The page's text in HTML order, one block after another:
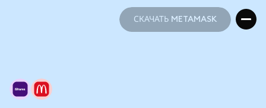
СКАЧАТЬ METAMASK